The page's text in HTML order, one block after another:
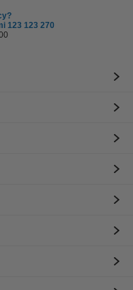
123 123 270